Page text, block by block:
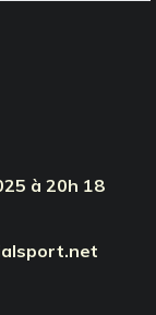
à 20h 18